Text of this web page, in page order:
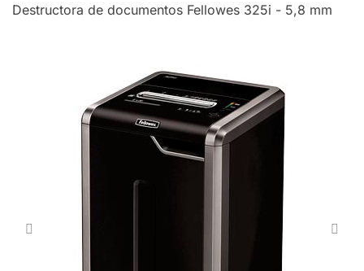
Destructora de documentos Fellowes 325i - 5,8 mm